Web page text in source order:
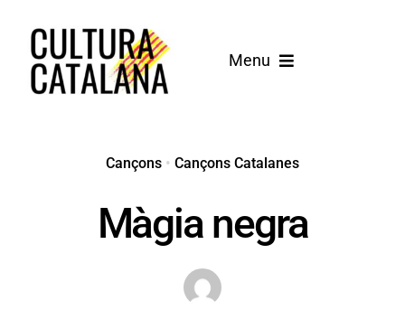
content
Menu
Cançons
Blog
Cançons • Cançons Catalanes
Màgia negra